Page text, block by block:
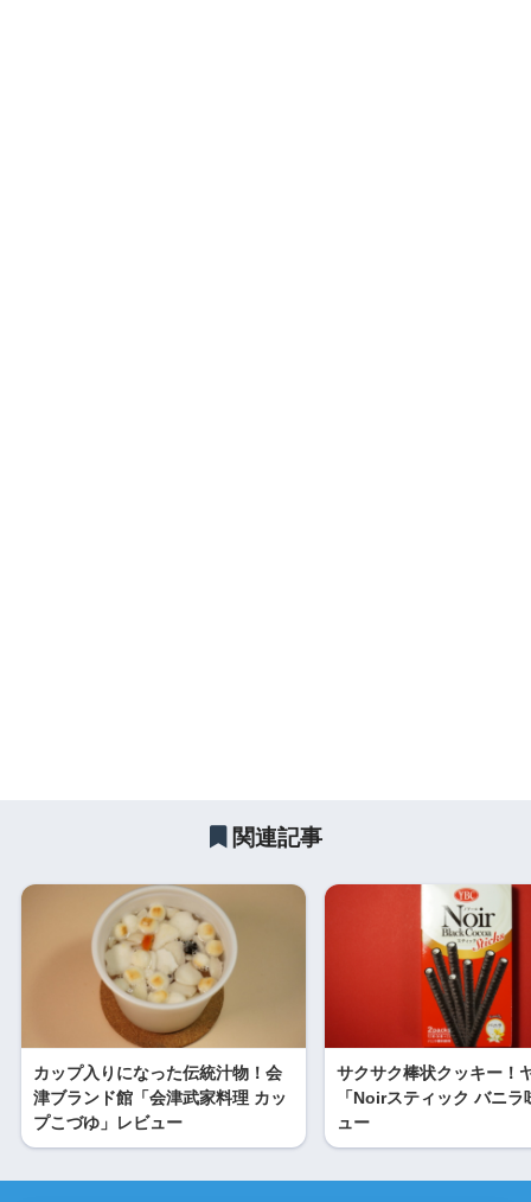
関連記事
カップ入りになった伝統汁物！会
津ブランド館「会津武家料理 カッ
プこづゆ」レビュー
サクサク棒状クッキー！
「Noirスティック バニラ
ュー